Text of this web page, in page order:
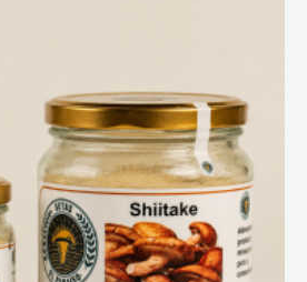
pueden
elegir
en
la
página
de
producto